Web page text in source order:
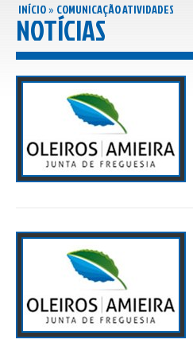
INÍCIO» COMUNICAÇÃO ATIVIDADES
NOTÍCIAS